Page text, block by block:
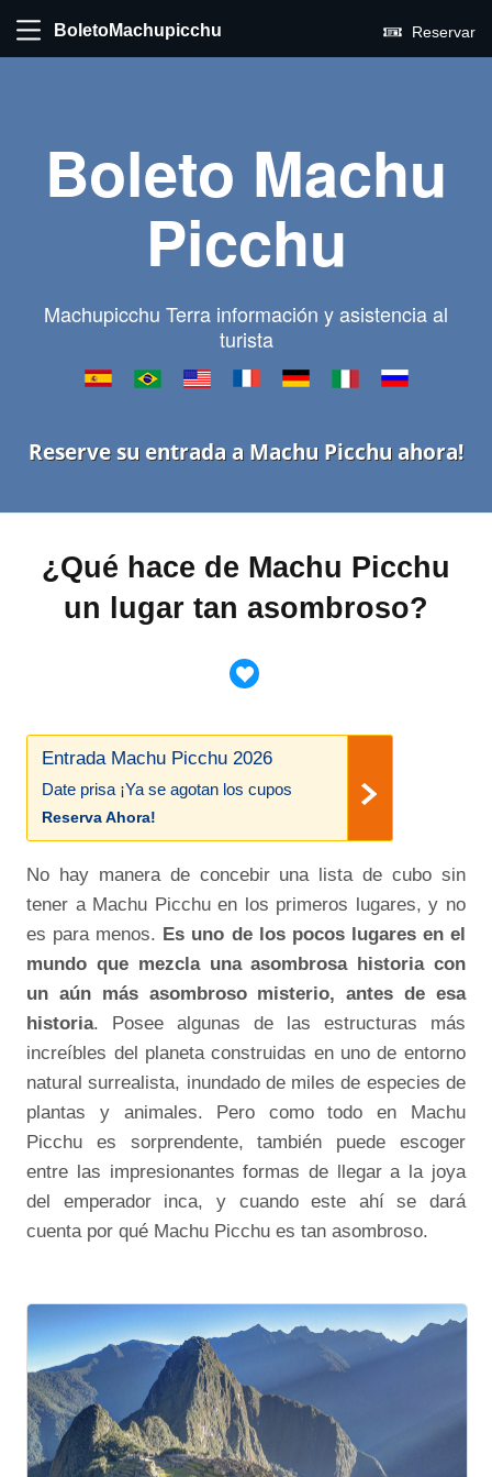
BoletoMachupicchu Reservar
Boleto Machu
Picchu
Machupicchu Terra información y asistencia al
turista
Reserve su entrada a Machu Picchu ahora!
¿Qué hace de Machu Picchu
un lugar tan asombroso?
Entrada Machu Picchu 2026
Date prisa ¡Ya se agotan los cupos
Reserva Ahora!
No hay manera de concebir una lista de cubo sin
tener a Machu Picchu en los primeros lugares, y no
es para menos. Es uno de los pocos lugares en el
mundo que mezcla una asombrosa historia con
un aún más asombroso misterio, antes de esa
historia. Posee algunas de las estructuras más
increíbles del planeta construidas en uno de entorno
natural surrealista, inundado de miles de especies de
plantas y animales. Pero como todo en Machu
Picchu es sorprendente, también puede escoger
entre las impresionantes formas de llegar a la joya
del emperador inca, y cuando este ahí se dará
cuenta por qué Machu Picchu es tan asombroso.